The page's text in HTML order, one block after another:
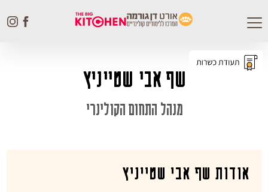
Toggle
שף אבי שטייניץ
מנהל התחום הקולינרי
אודות שף אבי שטייניץ